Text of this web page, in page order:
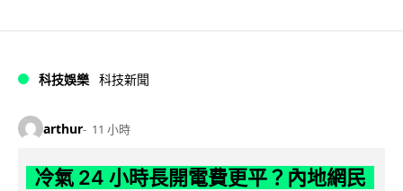
科技娛樂 科技新聞
arthur 11 小時
冷氣 24 小時長開電費更平？內地網民